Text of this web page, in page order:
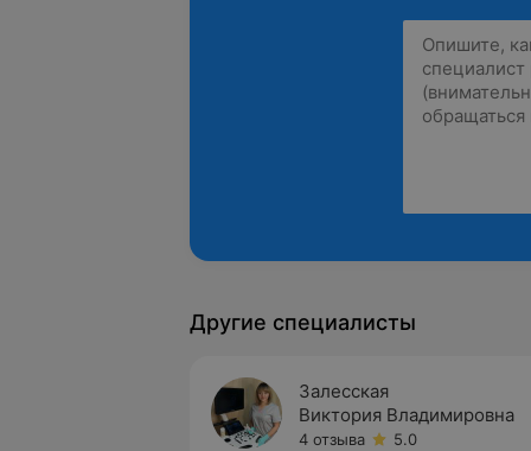
Другие специалисты
Залесская
Виктория Владимировна
4 отзыва
5.0